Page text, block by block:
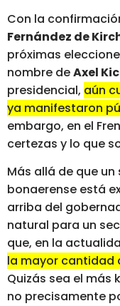
Con la
Fernández de
próximas
nombre deAxel
presidencial, aún
ya manifestaron
embargo, en el
certezas y lo que
Más allá de que
bonaerense está
arriba del
natural para un
que, en la
la mayor cantidad
Quizás sea el más
no precisamente